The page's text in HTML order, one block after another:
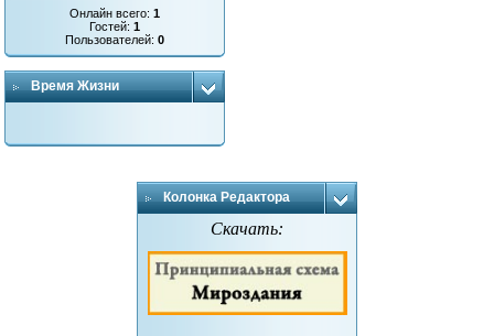
Онлайн всего:1
Гостей:1
Пользователей:0
Время Жизни
Колонка Редактора
Скачать: